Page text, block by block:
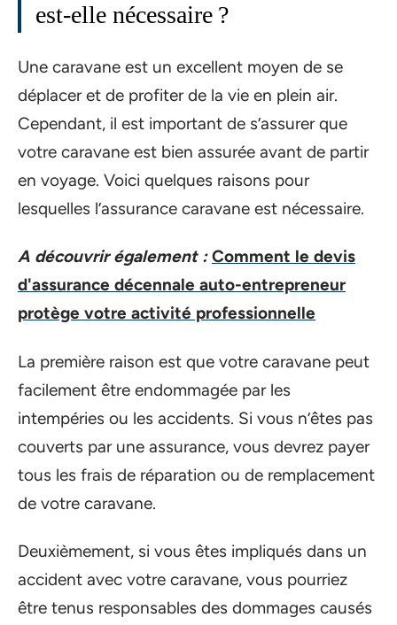
est-elle nécessaire ?
Une caravane est un excellent moyen de se
déplacer et de profiter de la vie en plein air.
Cependant, il est important de s’assurer que
votre caravane est bien assurée avant de partir
en voyage. Voici quelques raisons pour
lesquelles l’assurance caravane est nécessaire.
A découvrir également : Comment le devis
d'assurance décennale auto-entrepreneur
protège votre activité professionnelle
La première raison est que votre caravane peut
facilement être endommagée par les
intempéries ou les accidents. Si vous n’êtes pas
couverts par une assurance, vous devrez payer
tous les frais de réparation ou de remplacement
de votre caravane.
Deuxièmement, si vous êtes impliqués dans un
accident avec votre caravane, vous pourriez
être tenus responsables des dommages causés